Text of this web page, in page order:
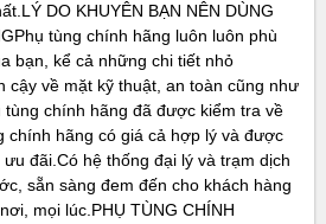
DO KHUYÊN BẠN NÊN DÙNG
tùng chính hãng luôn luôn phù
bạn, kể cả những chi tiết nhỏ
cậy về mặt kỹ thuật, an toàn cũng như
tùng chính hãng đã được kiểm tra về
chính hãng có giá cả hợp lý và được
đãi.Có hệ thống đại lý và trạm dịch
sẵn sàng đem đến cho khách hàng
mọi lúc.PHỤ TÙNG CHÍNH